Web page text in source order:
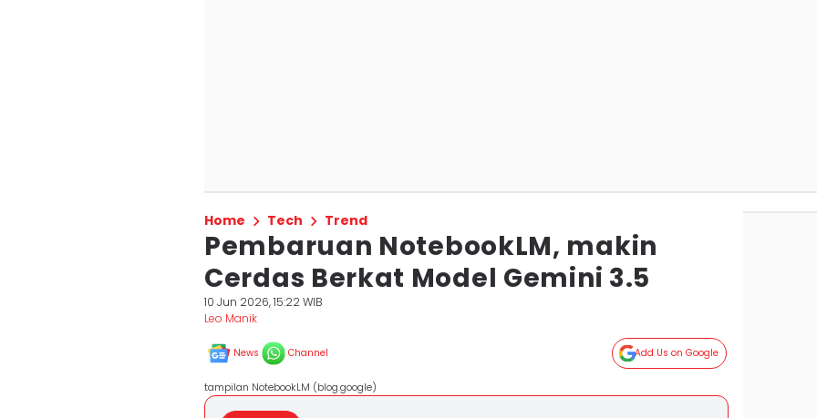
Home Tech Trend
Pembaruan NotebookLM, makin
Cerdas Berkat Model Gemini 3.5
10 Jun 2026, 15:22 WIB
Leo Manik
News Channel Add Us on Google
tampilan NotebookLM (blog.google)